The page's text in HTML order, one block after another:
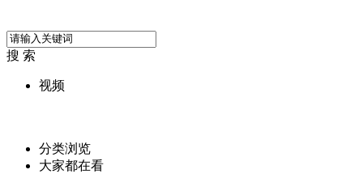
搜 索
视频
分类浏览
大家都在看